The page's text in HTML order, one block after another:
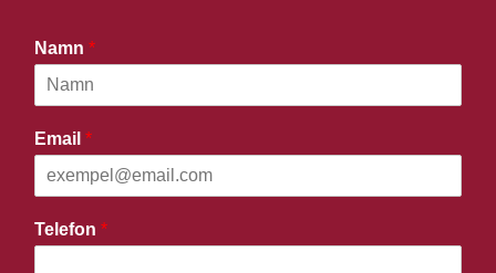
Namn *
Email *
Telefon *